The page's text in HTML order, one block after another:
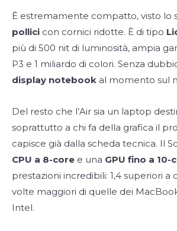
È estremamente compatto, visto lo
pollici con cornici ridotte. È di tipo
più di 500 nit di luminosità, ampia
P3 e 1 miliardo di colori. Senza
display notebook al momento sul
Del resto che l’Air sia un laptop
soprattutto a chi fa della grafica il
capisce già dalla scheda tecnica. Il
CPU a 8-core e una GPU fino a 10-
prestazioni incredibili: 1,4 superiori a
volte maggiori di quelle dei
Intel.